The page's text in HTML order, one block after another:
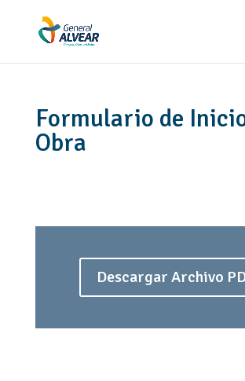
Formulario de
Obra
Descargar Archivo